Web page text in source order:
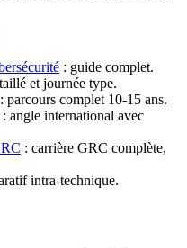
: guide complet.
et journée type.
: parcours complet 10-15 ans.
: angle international avec
: carrière GRC complète,
intra-technique.